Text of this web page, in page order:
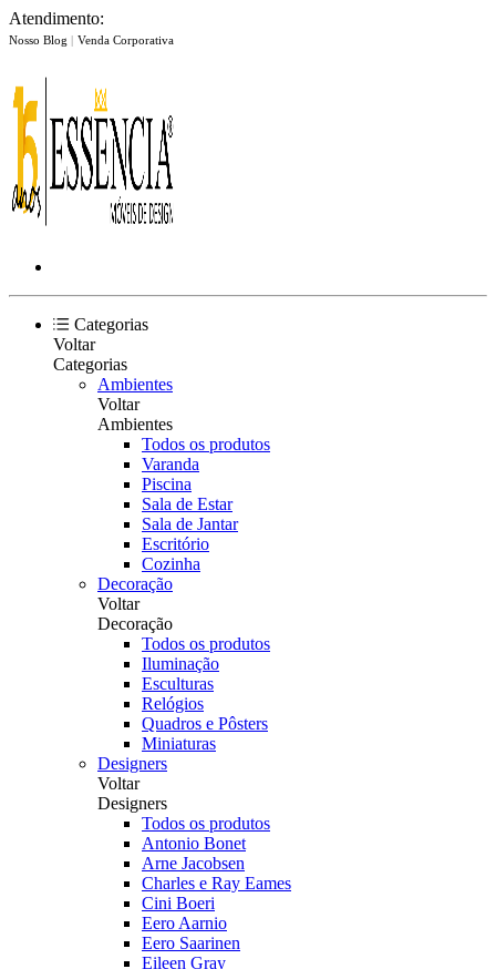
Atendimento:
Nosso Blog | Venda Corporativa
Categorias
Voltar
Categorias
Ambientes
Voltar
Ambientes
Todos os produtos
Varanda
Piscina
Sala de Estar
Sala de Jantar
Escritório
Cozinha
Decoração
Voltar
Decoração
Todos os produtos
Iluminação
Esculturas
Relógios
Quadros e Pôsters
Miniaturas
Designers
Voltar
Designers
Todos os produtos
Antonio Bonet
Arne Jacobsen
Charles e Ray Eames
Cini Boeri
Eero Aarnio
Eero Saarinen
Eileen Gray